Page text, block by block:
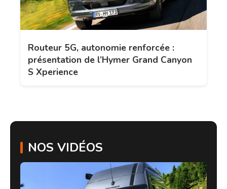
Routeur 5G, autonomie renforcée :
présentation de l’Hymer Grand Canyon
S Xperience
NOS VIDÉOS